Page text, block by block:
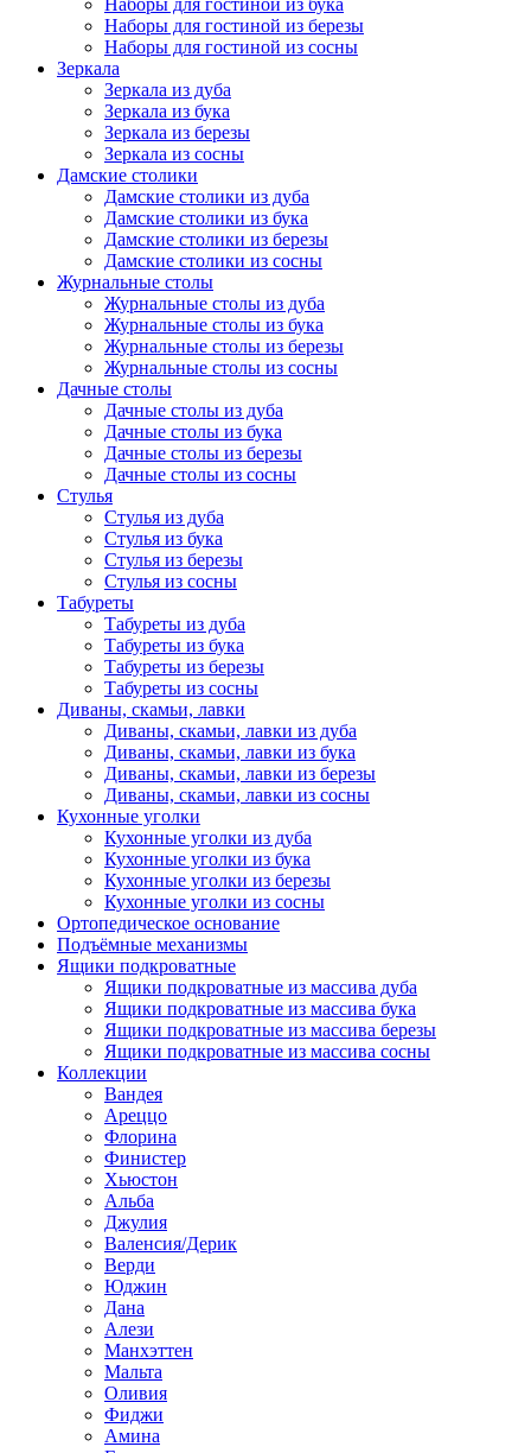
Наборы для гостиной из бука
Наборы для гостиной из березы
Наборы для гостиной из сосны
Зеркала
Зеркала из дуба
Зеркала из бука
Зеркала из березы
Зеркала из сосны
Дамские столики
Дамские столики из дуба
Дамские столики из бука
Дамские столики из березы
Дамские столики из сосны
Журнальные столы
Журнальные столы из дуба
Журнальные столы из бука
Журнальные столы из березы
Журнальные столы из сосны
Дачные столы
Дачные столы из дуба
Дачные столы из бука
Дачные столы из березы
Дачные столы из сосны
Стулья
Стулья из дуба
Стулья из бука
Стулья из березы
Стулья из сосны
Табуреты
Табуреты из дуба
Табуреты из бука
Табуреты из березы
Табуреты из сосны
Диваны, скамьи, лавки
Диваны, скамьи, лавки из дуба
Диваны, скамьи, лавки из бука
Диваны, скамьи, лавки из березы
Диваны, скамьи, лавки из сосны
Кухонные уголки
Кухонные уголки из дуба
Кухонные уголки из бука
Кухонные уголки из березы
Кухонные уголки из сосны
Ортопедическое основание
Подъёмные механизмы
Ящики подкроватные
Ящики подкроватные из массива дуба
Ящики подкроватные из массива бука
Ящики подкроватные из массива березы
Ящики подкроватные из массива сосны
Коллекции
Вандея
Ареццо
Флорина
Финистер
Хьюстон
Альба
Джулия
Валенсия/Дерик
Верди
Юджин
Дана
Алези
Манхэттен
Мальта
Оливия
Фиджи
Амина